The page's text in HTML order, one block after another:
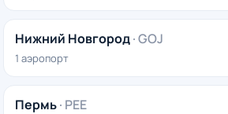
Нижний Новгород· GOJ
1 аэропорт
Пермь· PEE